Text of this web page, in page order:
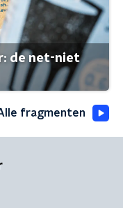
de net-niet
fragmenten